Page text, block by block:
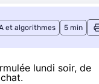
et algorithmes 5 min
lundi soir, de